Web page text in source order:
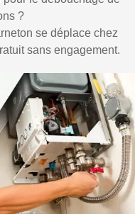
?
se déplace chez
sans engagement.